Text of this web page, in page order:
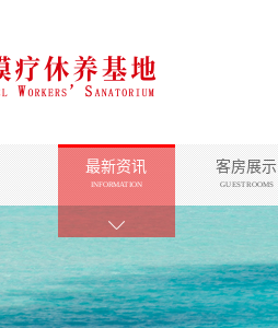
最新资讯
INFORMATION
客房展示
GUEST ROOMS